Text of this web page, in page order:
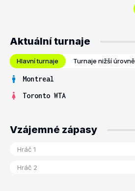
Aktuální turnaje
Hlavní turnaje Turnaje nižší úrovně
Montreal
Toronto WTA
Vzájemné zápasy